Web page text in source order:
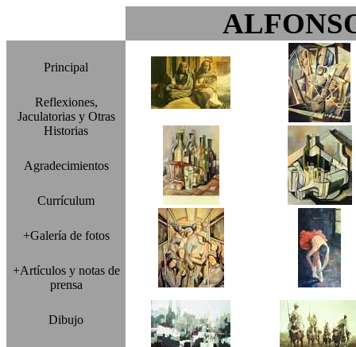
Principal
Reflexiones,
Jaculatorias y Otras
Historias
Agradecimientos
Currículum
+Galería de fotos
+Artículos y notas de
prensa
Dibujo